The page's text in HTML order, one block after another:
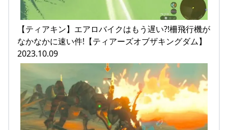
【ティアキン】エアロバイクはもう遅い?!柵飛行機が
なかなかに速い件!【ティアーズオブザキングダム】
2023.10.09